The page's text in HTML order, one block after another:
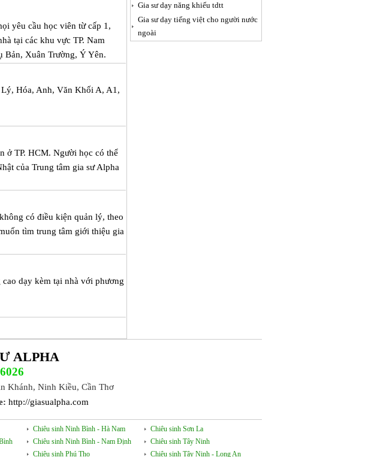
yêu cầu học viên từ cấp 1,
tại các khu vực TP. Nam
Xuân Trường, Ý Yên.
Hóa, Anh, Văn Khối A, A1,
ở TP. HCM. Người học có thể
của Trung tâm gia sư Alpha
có điều kiện quản lý, theo
tìm trung tâm giới thiệu gia
dạy kèm tại nhà với phương
Gia sư dạy năng khiếu tdtt
Gia sư dạy tiếng việt cho người nước
ngoài
ALPHA
Khánh, Ninh Kiều, Cần Thơ
http://giasualpha.com
Chiêu sinh Ninh Bình - Hà Nam
Chiêu sinh Ninh Bình - Nam Định
Chiêu sinh Phú Thọ
Chiêu sinh Sơn La
Chiêu sinh Tây Ninh
Chiêu sinh Tây Ninh - Long An